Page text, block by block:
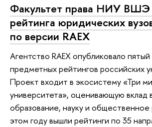
Факультет права НИУ ВШЭ
рейтинга юридических
по версии RAEX
Агентство RAEX опубликовало
предметных рейтингов российских
Проект входит в экосистему «Три
университета», оценивающую вклад
образование, науку и общественное
этом году вышли рейтинги по 35